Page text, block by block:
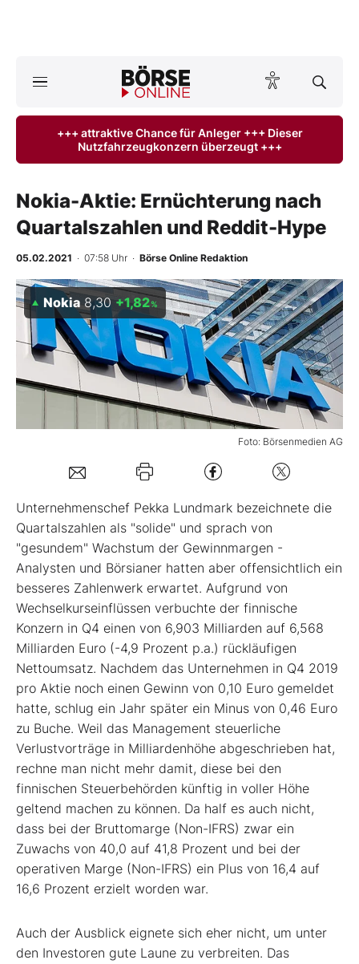
ktuelle Ausgabe BÖRSE ONLINE lesen
Anlageprodukte
Finanz-Check
BO-Musterdepots
Experten
Mein B:O
Kontakt
+++ attraktive Chance für Anleger +++ Dieser
Nutzfahrzeugkonzern überzeugt +++
Nokia-Aktie: Ernüchterung nach
Quartalszahlen und Reddit-Hype
05.02.2021 · 07:58 Uhr · Börse Online Redaktion
Foto: Börsenmedien AG
Nokia 8,30 +1,82%
Unternehmenschef Pekka Lundmark bezeichnete die
Quartalszahlen als "solide" und sprach von
"gesundem" Wachstum der Gewinnmargen -
Analysten und Börsianer hatten aber offensichtlich ein
besseres Zahlenwerk erwartet. Aufgrund von
Wechselkurseinflüssen verbuchte der finnische
Konzern in Q4 einen von 6,903 Milliarden auf 6,568
Milliarden Euro (-4,9 Prozent p.a.) rückläufigen
Nettoumsatz. Nachdem das Unternehmen in Q4 2019
pro Aktie noch einen Gewinn von 0,10 Euro gemeldet
hatte, schlug ein Jahr später ein Minus von 0,46 Euro
zu Buche. Weil das Management steuerliche
Verlustvorträge in Milliardenhöhe abgeschrieben hat,
rechne man nicht mehr damit, diese bei den
finnischen Steuerbehörden künftig in voller Höhe
geltend machen zu können. Da half es auch nicht,
dass bei der Bruttomarge (Non-IFRS) zwar ein
Zuwachs von 40,0 auf 41,8 Prozent und bei der
operativen Marge (Non-IFRS) ein Plus von 16,4 auf
16,6 Prozent erzielt worden war.
Auch der Ausblick eignete sich eher nicht, um unter
den Investoren gute Laune zu verbreiten. Das